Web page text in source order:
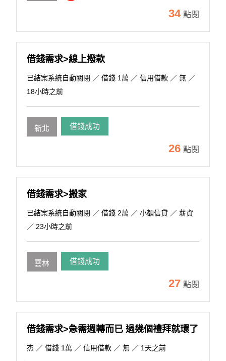
34 點閱
借錢需求>線上撥款
已結案系統自動關閉 ／ 借錢 1萬 ／ 信用借款 ／ 無 ／
18小時之前
新北 借錢成功
26 點閱
借錢需求>搬家
已結案系統自動關閉 ／ 借錢 2萬 ／ 小額信貸 ／ 薪資
／ 23小時之前
雲林 借錢成功
27 點閱
借錢需求>急需週轉而已 過幾個禮拜就環了
杰 ／ 借錢 1萬 ／ 信用借款 ／ 無 ／ 1天之前